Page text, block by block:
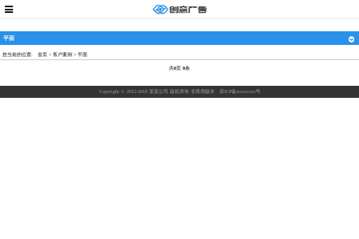
平面
您当前的位置: 首页> 客户案例 > 平面
共0页 0条
Copyright © 2012-2018 某某公司 版权所有 非商用版本 琼ICP备xxxxxxxx号